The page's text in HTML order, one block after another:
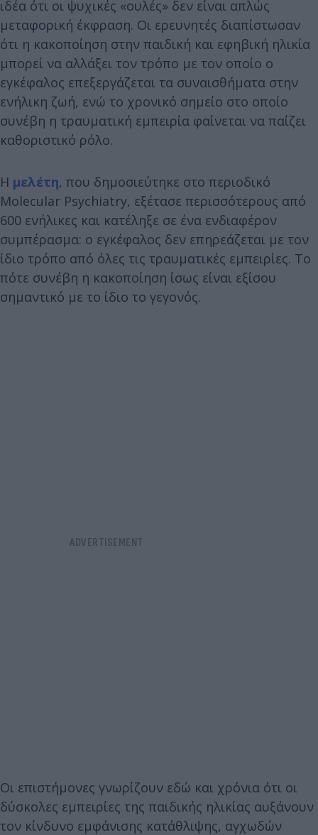
ιδέα ότι οι ψυχικές «ουλές» δεν είναι απλώς
μεταφορική έκφραση. Οι ερευνητές διαπίστωσαν
ότι η κακοποίηση στην παιδική και εφηβική ηλικία
μπορεί να αλλάξει τον τρόπο με τον οποίο ο
εγκέφαλος επεξεργάζεται τα συναισθήματα στην
ενήλικη ζωή, ενώ το χρονικό σημείο στο οποίο
συνέβη η τραυματική εμπειρία φαίνεται να παίζει
καθοριστικό ρόλο.
Η μελέτη, που δημοσιεύτηκε στο περιοδικό
Molecular Psychiatry, εξέτασε περισσότερους από
600 ενήλικες και κατέληξε σε ένα ενδιαφέρον
συμπέρασμα: ο εγκέφαλος δεν επηρεάζεται με τον
ίδιο τρόπο από όλες τις τραυματικές εμπειρίες. Το
πότε συνέβη η κακοποίηση ίσως είναι εξίσου
σημαντικό με το ίδιο το γεγονός.
Οι επιστήμονες γνωρίζουν εδώ και χρόνια ότι οι
δύσκολες εμπειρίες της παιδικής ηλικίας αυξάνουν
τον κίνδυνο εμφάνισης κατάθλιψης, αγχωδών